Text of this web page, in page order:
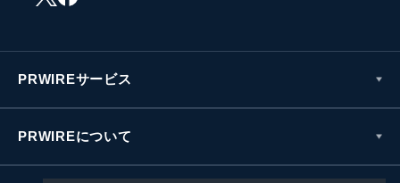
PRWIREサービス
PRWIREについて